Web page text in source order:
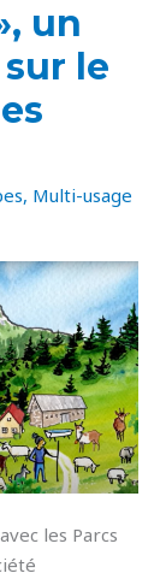
un
le
, Multi-usage
les Parcs